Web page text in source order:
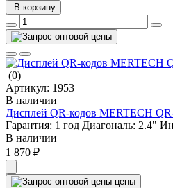
В корзину
(0)
Артикул: 1953
В наличии
Дисплей QR-кодов MERTECH
Гарантия: 1 год Диагональ: 2.4"
В наличии
1 870 ₽
цены